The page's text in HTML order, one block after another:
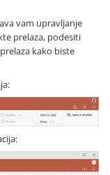
vam upravljanje
prelaza, podesiti
kako biste